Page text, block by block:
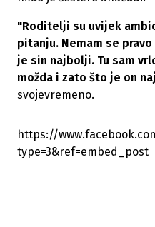
"Roditelji su uvijek
pitanju. Nemam se
je sin najbolji. Tu sam
možda i zato što je on
svojevremeno.
https://
type=3&ref=embed_post